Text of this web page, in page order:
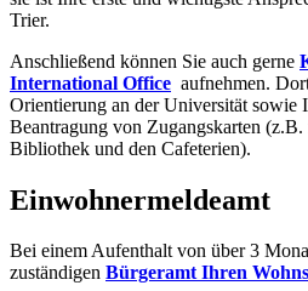
Trier.
Anschließend können Sie auch gerne
International Office aufnehmen.
Orientierung an der Universität sowie
Beantragung von Zugangskarten
Bibliothek und den Cafeterien).
Einwohnermeldeamt
Bei einem Aufenthalt von über 3
zuständigen Bürgeramt Ihren